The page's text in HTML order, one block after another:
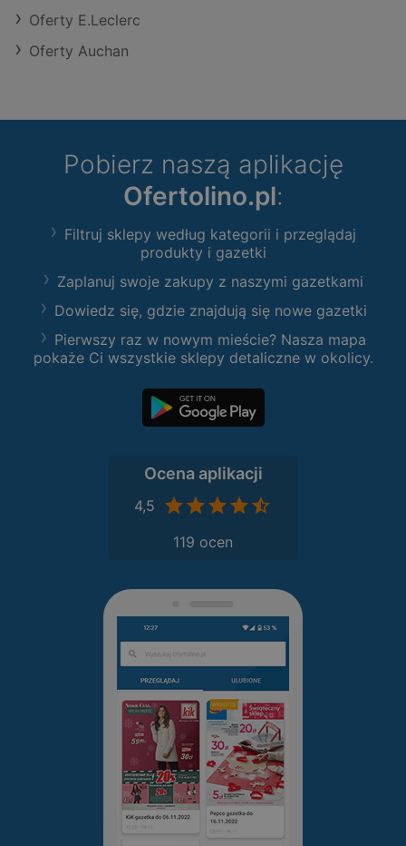
Oferty E.Leclerc
Oferty Auchan
Pobierz naszą aplikację
Ofertolino.pl:
Filtruj sklepy według kategorii i przeglądaj
produkty i gazetki
Zaplanuj swoje zakupy z naszymi gazetkami
Dowiedz się, gdzie znajdują się nowe gazetki
Pierwszy raz w nowym mieście? Nasza mapa
pokaże Ci wszystkie sklepy detaliczne w okolicy.
Ocena aplikacji
4,5
119 ocen